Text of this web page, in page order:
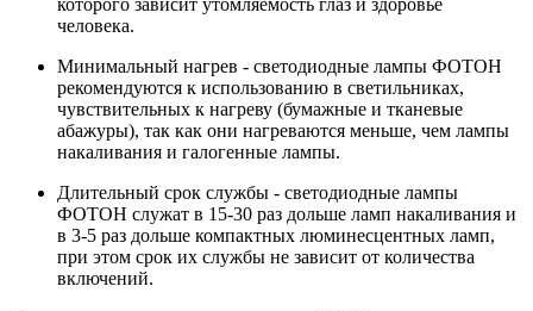
которого зависит утомляемость глаз и здоровье
человека.
Минимальный нагрев - светодиодные лампы ФОТОН
рекомендуются к использованию в светильниках,
чувствительных к нагреву (бумажные и тканевые
абажуры), так как они нагреваются меньше, чем лампы
накаливания и галогенные лампы.
Длительный срок службы - светодиодные лампы
ФОТОН служат в 15-30 раз дольше ламп накаливания и
в 3-5 раз дольше компактных люминесцентных ламп,
при этом срок их службы не зависит от количества
включений.